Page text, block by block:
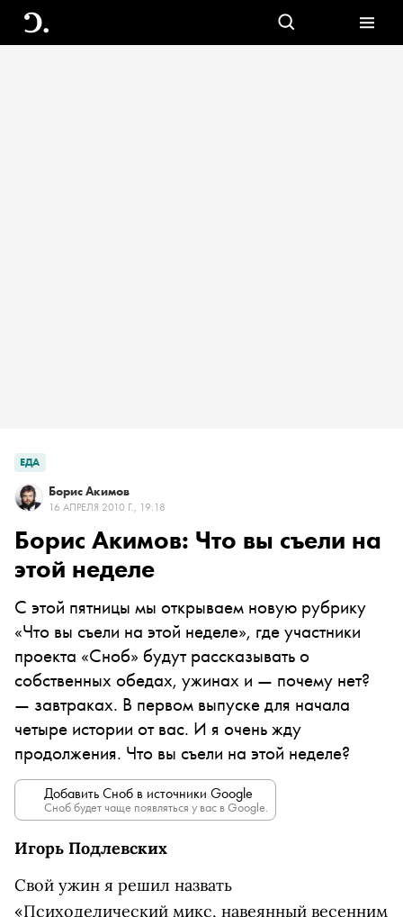
ЕДА
Борис Акимов
16 АПРЕЛЯ 2010 Г., 19:18
Борис Акимов: Что вы съели на
этой неделе
С этой пятницы мы открываем новую рубрику
«Что вы съели на этой неделе», где участники
проекта «Сноб» будут рассказывать о
собственных обедах, ужинах и — почему нет?
— завтраках. В первом выпуске для начала
четыре истории от вас. И я очень жду
продолжения. Что вы съели на этой неделе?
Добавить Сноб в источники Google
Сноб будет чаще появляться у вас в Google.
Игорь Подлевских
Свой ужин я решил назвать
«Психоделический микс, навеянный весенним